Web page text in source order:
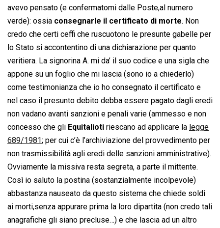
avevo pensato (e confermatomi dalle Poste,al numero
verde): ossia consegnarle il certificato di morte. Non
credo che certi ceffi che ruscuotono le presunte gabelle per
lo Stato si accontentino di una dichiarazione per quanto
veritiera. La signorina A. mi da’ il suo codice e una sigla che
appone su un foglio che mi lascia (sono io a chiederlo)
come testimonianza che io ho consegnato il certificato e
nel caso il presunto debito debba essere pagato dagli eredi
non vadano avanti sanzioni e penali varie (ammesso e non
concesso che gli Equitalioti riescano ad applicare la legge
689/1981; per cui c’è l’archiviazione del provvedimento per
non trasmissibilità agli eredi delle sanzioni amministrative).
Ovviamente la missiva resta segreta, a parte il mittente.
Così io saluto la postina (sostanzialmente incolpevole)
abbastanza nauseato da questo sistema che chiede soldi
ai morti,senza appurare prima la loro dipartita (non credo tali
anagrafiche gli siano precluse…) e che lascia ad un altro